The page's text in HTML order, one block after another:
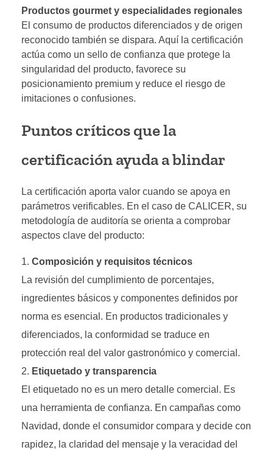
Productos gourmet y especialidades regionales
El consumo de productos diferenciados y de origen
reconocido también se dispara. Aquí la certificación
actúa como un sello de confianza que protege la
singularidad del producto, favorece su
posicionamiento premium y reduce el riesgo de
imitaciones o confusiones.
Puntos críticos que la
certificación ayuda a blindar
La certificación aporta valor cuando se apoya en
parámetros verificables. En el caso de CALICER, su
metodología de auditoría se orienta a comprobar
aspectos clave del producto:
Composición y requisitos técnicos
La revisión del cumplimiento de porcentajes,
ingredientes básicos y componentes definidos por
norma es esencial. En productos tradicionales y
diferenciados, la conformidad se traduce en
protección real del valor gastronómico y comercial.
Etiquetado y transparencia
El etiquetado no es un mero detalle comercial. Es
una herramienta de confianza. En campañas como
Navidad, donde el consumidor compara y decide con
rapidez, la claridad del mensaje y la veracidad del